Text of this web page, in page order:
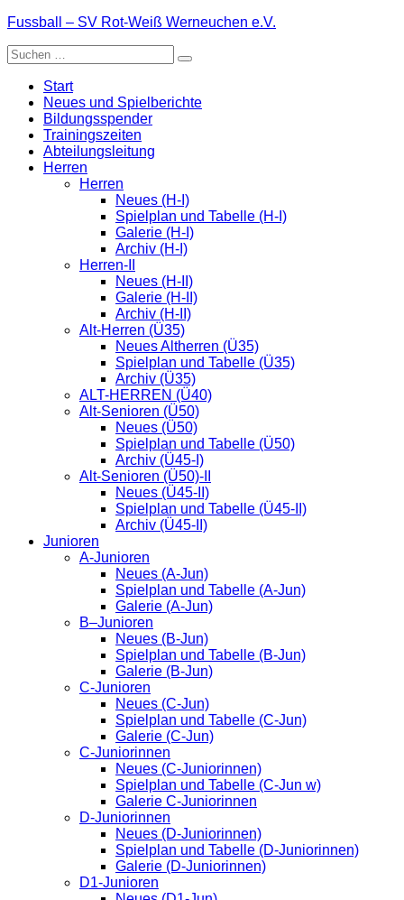
Zum
springen
Fussball – SV Rot-Weiß Werneuchen e.V.
Suche
nach:
Start
Neues und Spielberichte
Bildungsspender
Trainingszeiten
Abteilungsleitung
Herren
Herren
Neues (H-I)
Spielplan und Tabelle (H-I)
Galerie (H-I)
Archiv (H-I)
Herren-II
Neues (H-II)
Galerie (H-II)
Archiv (H-II)
Alt-Herren (Ü35)
Neues Altherren (Ü35)
Spielplan und Tabelle (Ü35)
Archiv (Ü35)
ALT-HERREN (Ü40)
Alt-Senioren (Ü50)
Neues (Ü50)
Spielplan und Tabelle (Ü50)
Archiv (Ü45-I)
Alt-Senioren (Ü50)-II
Neues (Ü45-II)
Spielplan und Tabelle (Ü45-II)
Archiv (Ü45-II)
Junioren
A-Junioren
Neues (A-Jun)
Spielplan und Tabelle (A-Jun)
Galerie (A-Jun)
B–Junioren
Neues (B-Jun)
Spielplan und Tabelle (B-Jun)
Galerie (B-Jun)
C-Junioren
Neues (C-Jun)
Spielplan und Tabelle (C-Jun)
Galerie (C-Jun)
C-Juniorinnen
Neues (C-Juniorinnen)
Spielplan und Tabelle (C-Jun w)
Galerie C-Juniorinnen
D-Juniorinnen
Neues (D-Juniorinnen)
Spielplan und Tabelle (D-Juniorinnen)
Galerie (D-Juniorinnen)
D1-Junioren